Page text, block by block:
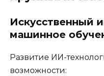
Искусственный
машинное
Развитие ИИ-
возможности: